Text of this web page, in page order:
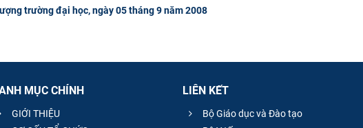
trường đại học, ngày 05 tháng 9 năm 2008
MỤC CHÍNH
GIỚI THIỆU
LIÊN KẾT
Bộ Giáo dục và Đào tạo